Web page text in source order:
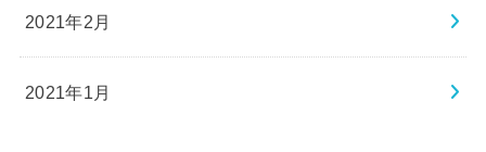
2021年2月
2021年1月